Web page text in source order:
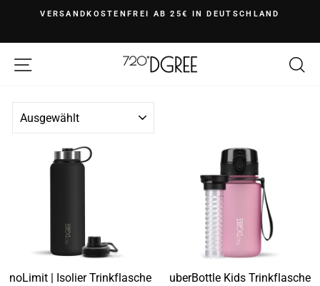
Inhalt
VERSANDKOSTENFREI AB 25€ IN DEUTSCHLAND
Seitennavigation
noLimit | Isolier Trinkflasche
uberBottle Kids Trinkflasche
{{currency}}{{discount}} undefined